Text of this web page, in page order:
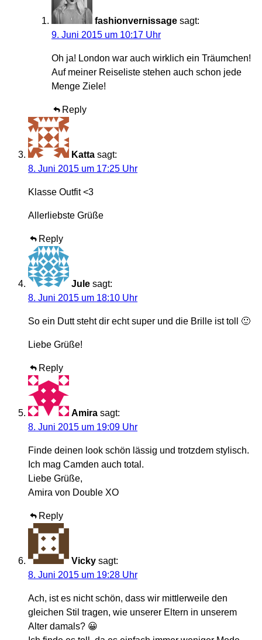
fashionvernissage sagt:
9. Juni 2015 um 10:17 Uhr
Oh ja! London war auch wirklich ein Träumchen!
Auf meiner Reiseliste stehen auch schon jede
Menge Ziele!
Reply
Katta sagt:
8. Juni 2015 um 17:25 Uhr
Klasse Outfit <3
Allerliebste Grüße
Reply
Jule sagt:
8. Juni 2015 um 18:10 Uhr
So ein Dutt steht dir echt super und die Brille ist toll 🙂
Liebe Grüße!
Reply
Amira sagt:
8. Juni 2015 um 19:09 Uhr
Finde deinen look schön lässig und trotzdem stylisch.
Ich mag Camden auch total.
Liebe Grüße,
Amira von Double XO
Reply
Vicky sagt:
8. Juni 2015 um 19:28 Uhr
Ach, ist es nicht schön, dass wir mittlerweile den
gleichen Stil tragen, wie unserer Eltern in unserem
Alter damals? 😀